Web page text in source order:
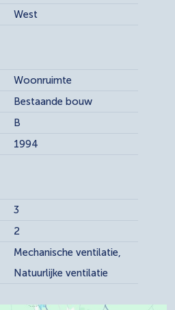
West
Woonruimte
Bestaande bouw
B
1994
3
2
Mechanische ventilatie,
Natuurlijke ventilatie